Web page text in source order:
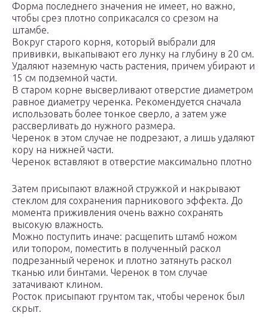
Форма последнего значения не имеет, но важно,
чтобы срез плотно соприкасался со срезом на
штамбе.
Вокруг старого корня, который выбрали для
прививки, выкапывают его лунку на глубину в 20 см.
Удаляют наземную часть растения, причем убирают и
15 см подземной части.
В старом корне высверливают отверстие диаметром
равное диаметру черенка. Рекомендуется сначала
использовать более тонкое сверло, а затем уже
рассверливать до нужного размера.
Черенок в этом случае не подрезают, а лишь удаляют
кору на нижней части.
Черенок вставляют в отверстие максимально плотно
Затем присыпают влажной стружкой и накрывают
стеклом для сохранения парникового эффекта. До
момента приживления очень важно сохранять
высокую влажность.
Можно поступить иначе: расщепить штамб ножом
или топором, поместить в полученный раскол
подрезанный черенок и плотно затянуть раскол
тканью или бинтами. Черенок в том случае
затачивают клином.
Росток присыпают грунтом так, чтобы черенок был
скрыт.